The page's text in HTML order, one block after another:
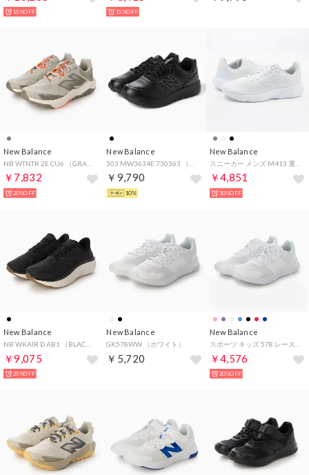
15%OFF 15%OFF
New Balance
￥7,832
20%OFF
New Balance
￥9,790
10%
New Balance
￥4,851
30%OFF
New Balance
￥9,075
25%OFF
New Balance
GK578WW （ホワイト）
￥5,720
New Balance
￥4,576
20%OFF